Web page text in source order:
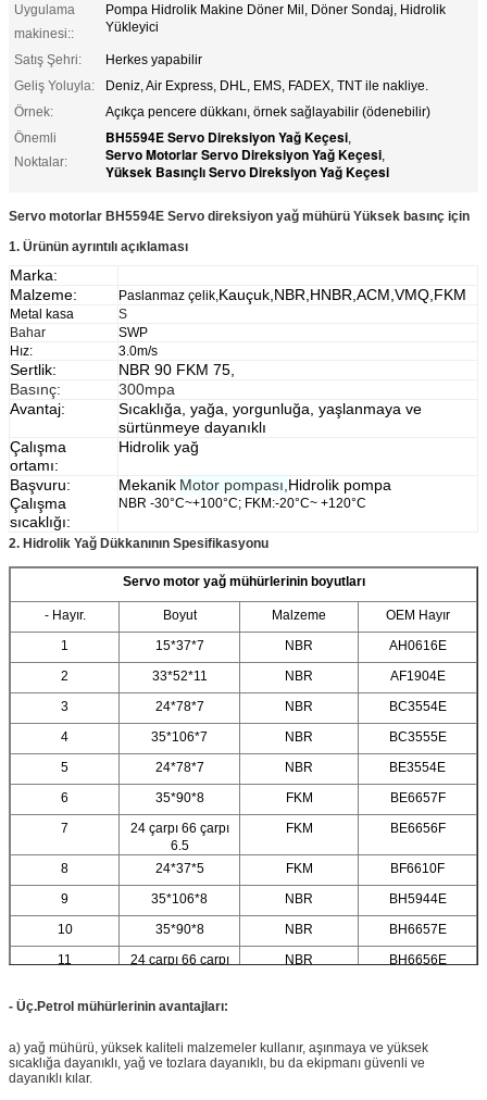
Uygulama
makinesi::
Pompa Hidrolik Makine Döner Mil, Döner Sondaj, Hidrolik
Yükleyici
Satış Şehri:
Herkes yapabilir
Geliş Yoluyla:
Deniz, Air Express, DHL, EMS, FADEX, TNT ile nakliye.
Örnek:
Açıkça pencere dükkanı, örnek sağlayabilir (ödenebilir)
Önemli
Noktalar:
BH5594E Servo Direksiyon Yağ Keçesi,
Servo Motorlar Servo Direksiyon Yağ Keçesi,
Yüksek Basınçlı Servo Direksiyon Yağ Keçesi
Servo motorlar BH5594E Servo direksiyon yağ mühürü Yüksek basınç için
1. Ürünün ayrıntılı açıklaması
Marka:
Malzeme:
Paslanmaz çelik,Kauçuk,NBR,HNBR,ACM,VMQ,FKM
Metal kasa
S
Bahar
SWP
Hız:
3.0m/s
Sertlik:
NBR 90 FKM 75,
Basınç:
300mpa
Avantaj:
Sıcaklığa, yağa, yorgunluğa, yaşlanmaya ve
sürtünmeye dayanıklı
Çalışma
ortamı:
Hidrolik yağ
Başvuru:
Çalışma
sıcaklığı:
Mekanik Motor pompası, Hidrolik pompa
NBR -30°C~+100°C; FKM:-20°C~ +120°C
2. Hidrolik Yağ Dükkanının Spesifikasyonu
Servo motor yağ mühürlerinin boyutları
- Hayır. Boyut Malzeme
OEM Hayır
1
15*37*7 NBR
AH0616E
2
33*52*11 NBR
AF1904E
3
24*78*7 NBR
BC3554E
4
35*106*7 NBR
BC3555E
5
24*78*7 NBR
BE3554E
6
35*90*8 FKM
BE6657F
7
24 çarpı 66 çarpı
6.5
FKM BE6656F
8 24*37*5 FKM
BF6610F
9
35*106*8 NBR
BH5944E
10
35*90*8 NBR
BH6657E
11
24 çarpı 66 çarpı
NBR BH6656E
- Üç.Petrol mühürlerinin avantajları:
a) yağ mühürü, yüksek kaliteli malzemeler kullanır, aşınmaya ve yüksek
sıcaklığa dayanıklı, yağ ve tozlara dayanıklı, bu da ekipmanı güvenli ve
dayanıklı kılar.